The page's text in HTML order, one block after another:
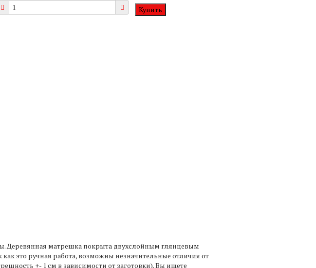
Деревянная матрешка покрыта двухслойным глянцевым
это ручная работа, возможны незначительные отличия от
+- 1 см в зависимости от заготовки). Вы ищете